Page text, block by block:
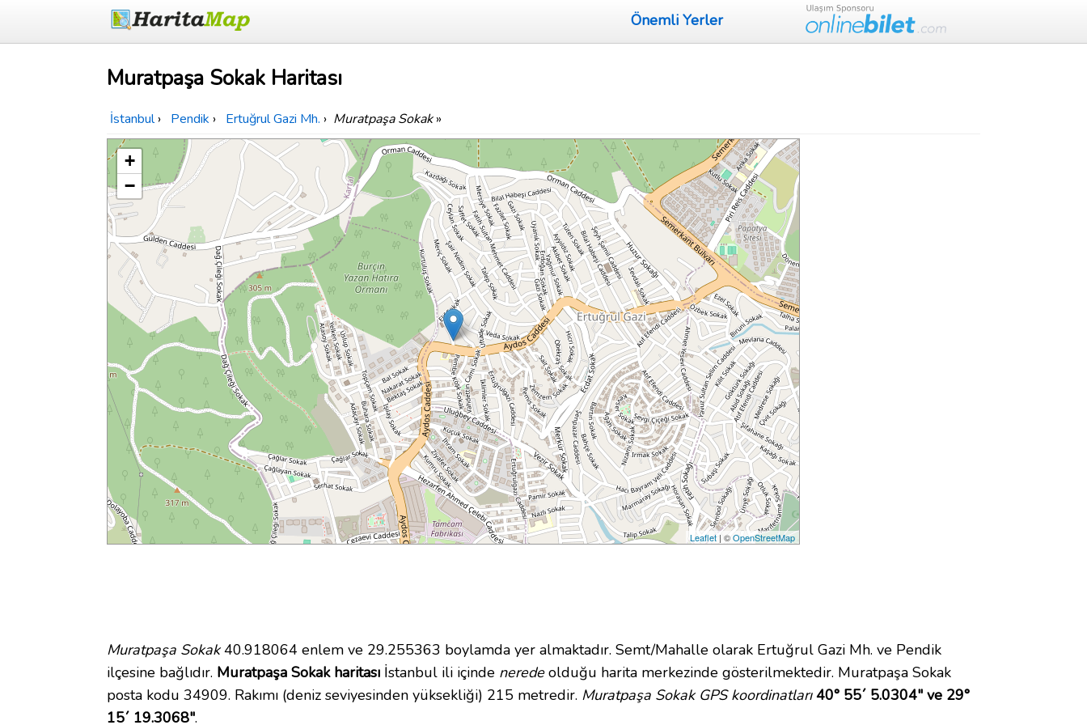
Önemli Yerler
Muratpaşa Sokak Haritası
İstanbul › Pendik › Ertuğrul Gazi Mh. › Muratpaşa Sokak»
+
−
Leaflet | ©OpenStreetMap
Muratpaşa Sokak40.918064 enlem ve 29.255363 boylamda yer almaktadır. Semt/Mahalle olarak Ertuğrul Gazi Mh. ve Pendik
ilçesine bağlıdır. Muratpaşa Sokak haritası İstanbul ili içinde neredeolduğu harita merkezinde gösterilmektedir. Muratpaşa Sokak
posta kodu 34909. Rakımı (deniz seviyesinden yüksekliği) 215 metredir. Muratpaşa Sokak GPS koordinatları 40° 55´ 5.0304" ve 29°
15´ 19.3068".